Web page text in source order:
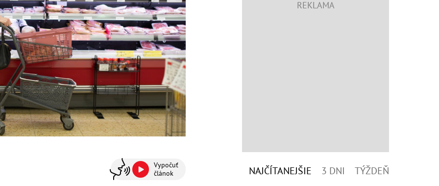
Vypočuť
článok
NAJČÍTANEJŠIE 3 DNI TÝŽDEŇ